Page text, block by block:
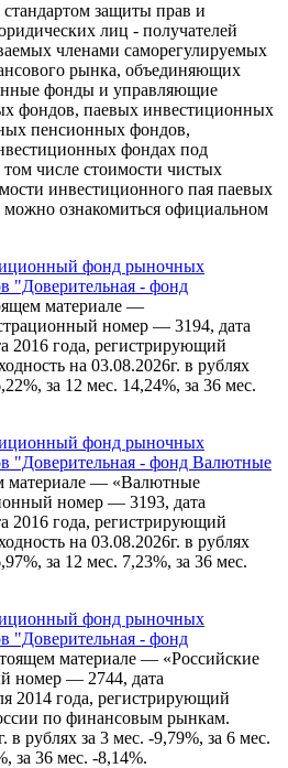
защиты прав и
лиц - получателей
членами саморегулируемых
рынка, объединяющих
фонды и управляющие
фондов, паевых инвестиционных
пенсионных фондов,
фондах под
числе стоимости чистых
инвестиционного пая паевых
ознакомиться официальном
фонд рыночных
"Доверительная - фонд
материале —
номер — 3194, дата
2016 года, регистрирующий
на 03.08.2026г. в рублях
за 12 мес. 14,24%, за 36 мес.
фонд рыночных
"Доверительная - фонд Валютные
материале — «Валютные
номер — 3193, дата
2016 года, регистрирующий
на 03.08.2026г. в рублях
за 12 мес. 7,23%, за 36 мес.
фонд рыночных
"Доверительная - фонд
материале — «Российские
номер — 2744, дата
2014 года, регистрирующий
по финансовым рынкам.
в рублях за 3 мес. -9,79%, за 6 мес.
за 36 мес. -8,14%.